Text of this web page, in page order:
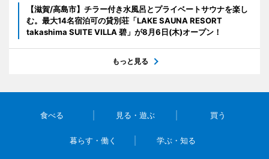
【滋賀/高島市】チラー付き水風呂とプライベートサウナを楽し
む。最大14名宿泊可の貸別荘「LAKE SAUNA RESORT
takashima SUITE VILLA 碧」が8月6日(木)オープン！
もっと見る
食べる 見る・遊ぶ 買う
暮らす・働く 学ぶ・知る